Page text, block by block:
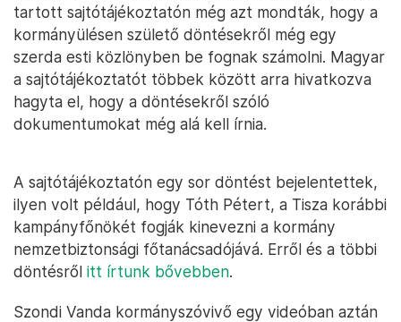
tartott sajtótájékoztatón még azt mondták, hogy a
kormányülésen születő döntésekről még egy
szerda esti közlönyben be fognak számolni. Magyar
a sajtótájékoztatót többek között arra hivatkozva
hagyta el, hogy a döntésekről szóló
dokumentumokat még alá kell írnia.
A sajtótájékoztatón egy sor döntést bejelentettek,
ilyen volt például, hogy Tóth Pétert, a Tisza korábbi
kampányfőnökét fogják kinevezni a kormány
nemzetbiztonsági főtanácsadójává. Erről és a többi
döntésről itt írtunk bővebben.
Szondi Vanda kormányszóvivő egy videóban aztán